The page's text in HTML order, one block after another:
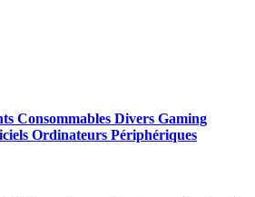
Consommables Divers Gaming
Ordinateurs Périphériques